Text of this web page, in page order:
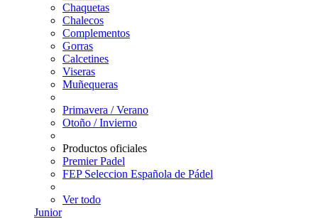
Chaquetas
Chalecos
Complementos
Gorras
Calcetines
Viseras
Muñequeras
Primavera / Verano
Otoño / Invierno
Productos oficiales
Premier Padel
FEP Seleccion Española de Pádel
Ver todo
Junior